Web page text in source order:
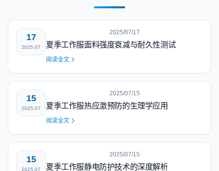
17
2025.07
2025/07/17
夏季工作服面料强度衰减与耐久性测试
阅读全文
15
2025.07
2025/07/15
夏季工作服热应激预防的生理学应用
阅读全文
15
2025.07
2025/07/15
夏季工作服静电防护技术的深度解析